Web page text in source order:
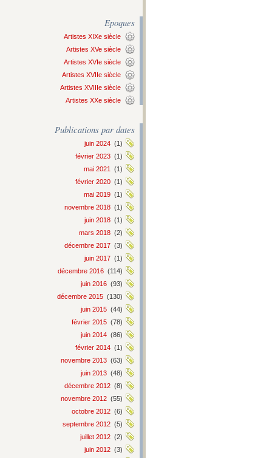
Epoques
Artistes XIXe siècle
Artistes XVe siècle
Artistes XVIe siècle
Artistes XVIIe siècle
Artistes XVIIIe siècle
Artistes XXe siècle
Publications par dates
juin 2024 (1)
février 2023 (1)
mai 2021
(1)
février 2020 (1)
mai 2019 (1)
novembre 2018 (1)
juin 2018 (1)
mars 2018 (2)
décembre 2017 (3)
juin 2017 (1)
décembre 2016 (114)
juin 2016 (93)
décembre 2015 (130)
juin 2015 (44)
février 2015 (78)
juin 2014 (86)
février 2014 (1)
novembre 2013 (63)
juin 2013 (48)
décembre 2012 (8)
novembre 2012 (55)
octobre 2012 (6)
septembre 2012 (5)
juillet 2012 (2)
juin 2012 (3)